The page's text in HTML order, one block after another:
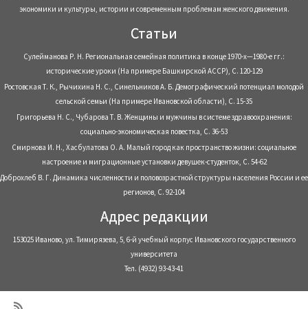
экономики и культуры, истории и современным проблемам женского движения.
Статьи
Сулейманова Р. Н. Региональная семейная политика в конце 1970-х—1980-е гг.:
исторические уроки (На примере Башкирской АССР), С. 120-129
Ростовская Т. К., Рычихина Н. С., Синельников А. Б. Демографический потенциал молодой
сельской семьи (На примере Ивановской области), С. 15-35
Григорьева Н. С., Чубарова Т. В. Женщины и мужчины в системе здравоохранения:
социально-экономическая повестка, С. 36-53
Смирнова И. Н., Хасбулатова О. А. Малый город как пространство жизни: социальное
настроение и миграционные установки девушек-студенток, С. 54-62
Доброхлеб В. Г. Динамика численности и половозрастной структуры населения России и ее
регионов, С. 92-104
Адрес редакции
153025 Иваново, ул. Тимирязева, 5, 6-й учебный корпус Ивановского государственного
университета
Тел. (4932) 93-43-41